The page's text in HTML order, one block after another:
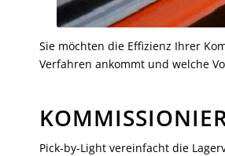
Sie möchten die Effizienz Ihrer
Verfahren ankommt und welche
Pick-by-Light vereinfacht die